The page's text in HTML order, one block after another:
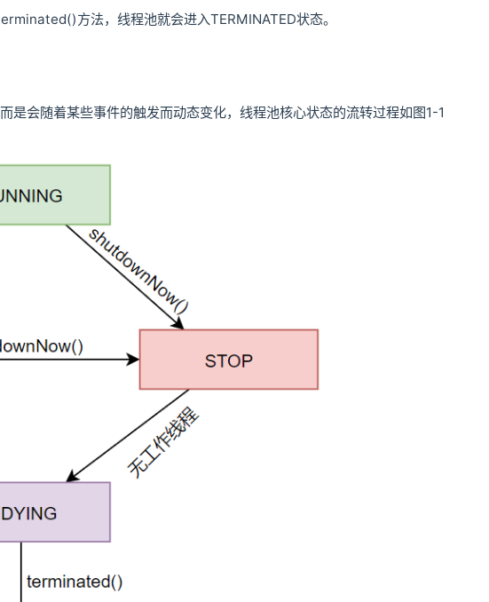
方法，线程池就会进入TERMINATED状态。
会随着某些事件的触发而动态变化，线程池核心状态的流转过程如图1-1